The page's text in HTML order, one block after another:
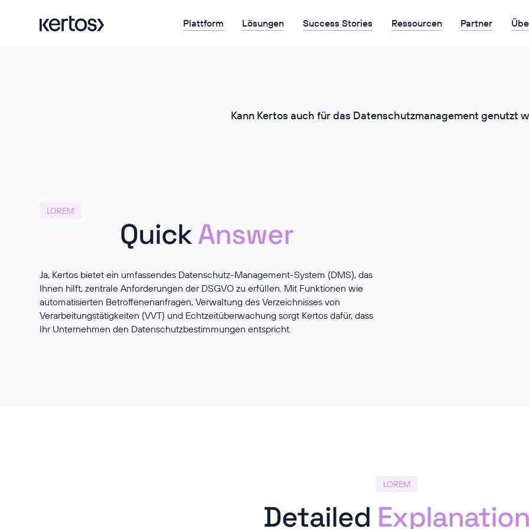
Plattform Lösungen Success Stories Ressourcen Partner
Kann Kertos auch für das Datenschutzmanagement genutzt
LOREM
QuickAnswer
Ja, Kertos bietet ein umfassendes Datenschutz-Management-System (DMS), das
Ihnen hilft, zentrale Anforderungen der DSGVO zu erfüllen. Mit Funktionen wie
automatisierten Betroffenenanfragen, Verwaltung des Verzeichnisses von
Verarbeitungstätigkeiten (VVT) und Echtzeitüberwachung sorgt Kertos dafür, dass
Ihr Unternehmen den Datenschutzbestimmungen entspricht.
LOREM
Detailed